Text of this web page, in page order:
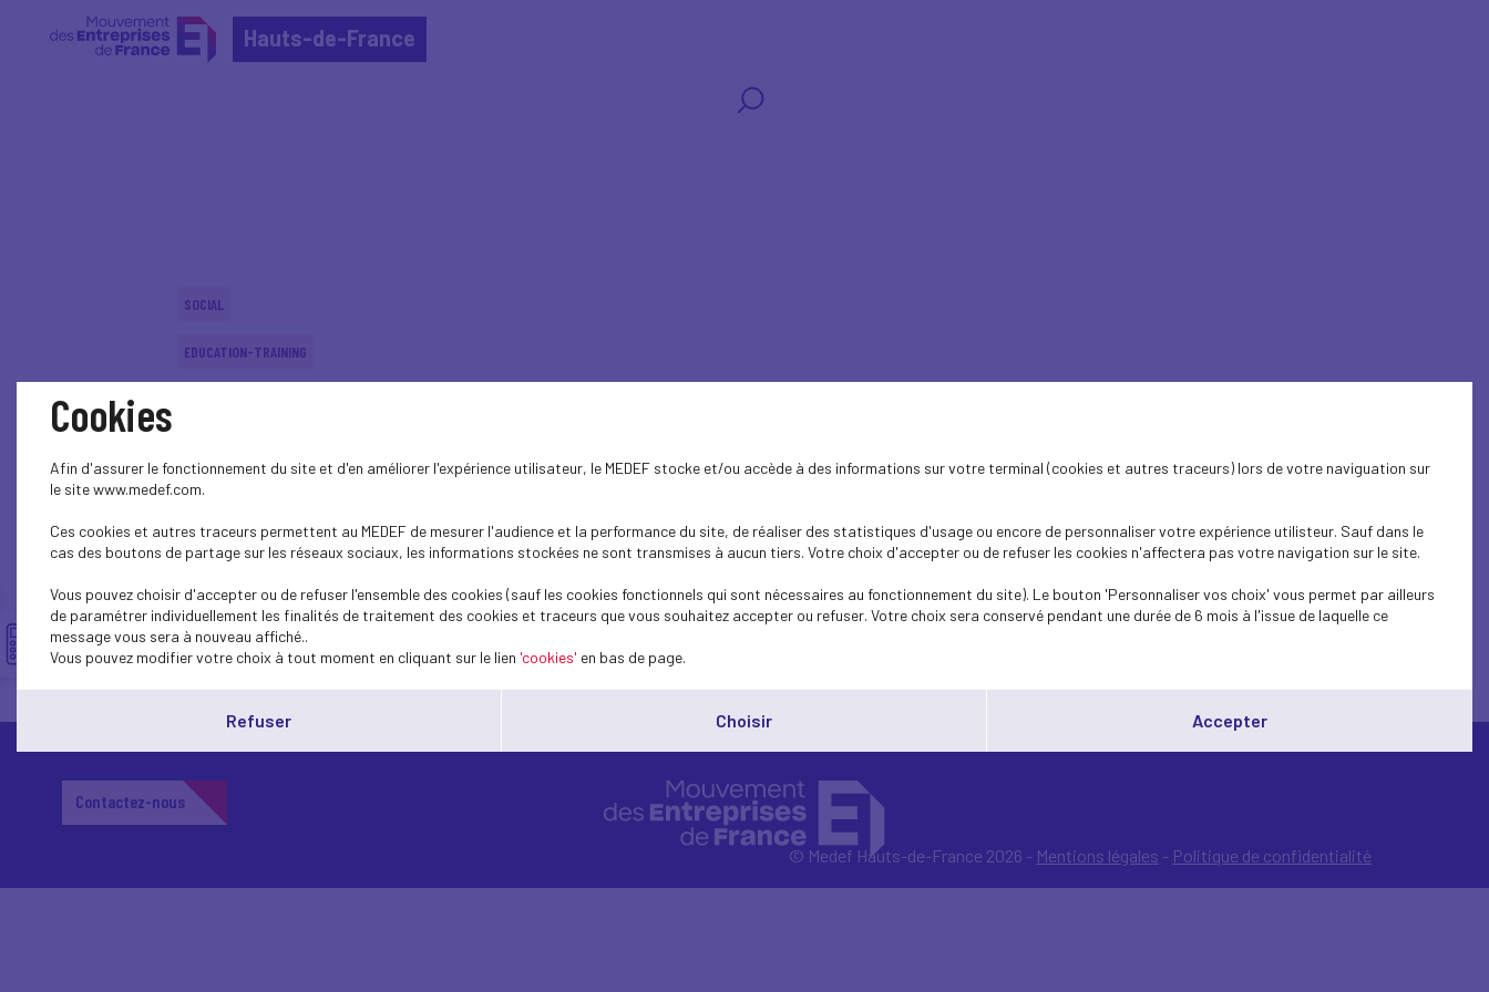
Hauts-de-France
SOCIAL
EDUCATION-TRAINING
SOCIAL
Contactez-nous
© Medef Hauts-de-France 2026 - Mentions légales - Politique de confidentialité
Cookies
Afin d'assurer le fonctionnement du site et d'en améliorer l'expérience utilisateur, le MEDEF stocke et/ou accède à des informations sur votre terminal (cookies et autres traceurs) lors de votre naviguation sur
le site www.medef.com.
Ces cookies et autres traceurs permettent au MEDEF de mesurer l'audience et la performance du site, de réaliser des statistiques d'usage ou encore de personnaliser votre expérience utilisteur. Sauf dans le
cas des boutons de partage sur les réseaux sociaux, les informations stockées ne sont transmises à aucun tiers. Votre choix d'accepter ou de refuser les cookies n'affectera pas votre navigation sur le site.
Vous pouvez choisir d'accepter ou de refuser l'ensemble des cookies (sauf les cookies fonctionnels qui sont nécessaires au fonctionnement du site). Le bouton 'Personnaliser vos choix' vous permet par ailleurs
de paramétrer individuellement les finalités de traitement des cookies et traceurs que vous souhaitez accepter ou refuser. Votre choix sera conservé pendant une durée de 6 mois à l'issue de laquelle ce
message vous sera à nouveau affiché..
Vous pouvez modifier votre choix à tout moment en cliquant sur le lien 'cookies' en bas de page.
Refuser Choisir Accepter